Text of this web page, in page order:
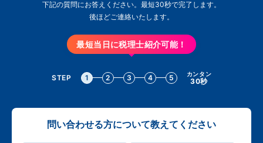
下記の質問にお答えください。最短30秒で完了します。
後ほどご連絡いたします。
最短当日に税理士紹介可能！
STEP 1 2 3 4 5 カンタン
30秒
問い合わせる方について教えてください